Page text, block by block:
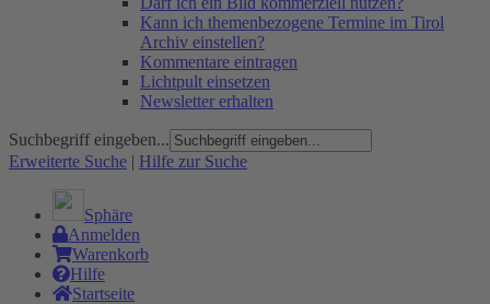
Kann ich themenbezogene Termine im Tirol
Archiv einstellen?
Kommentare eintragen
Lichtpult einsetzen
Newsletter erhalten
Suchbegriff eingeben...
Erweiterte Suche | Hilfe zur Suche
Sphäre
Anmelden
Warenkorb
Hilfe
Startseite